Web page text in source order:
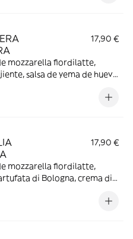
17,90 €
mozzarella fiordilatte,
salsa de yema de huevo
17,90 €
mozzarella fiordilatte,
di Bologna, crema di